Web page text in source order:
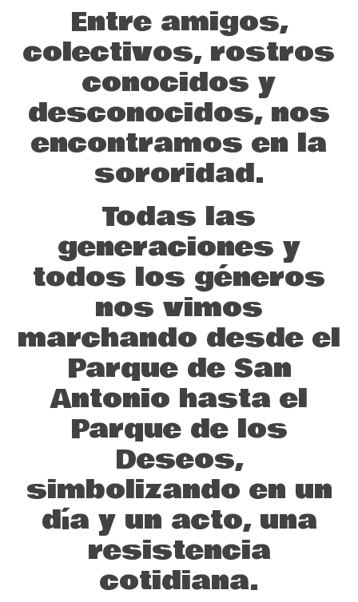
Entre amigos,
colectivos, rostros
conocidos y
desconocidos, nos
encontramos en la
sororidad.
Todas las
generaciones y
todos los géneros
nos vimos
marchando desde el
Parque de San
Antonio hasta el
Parque de los
Deseos,
simbolizando en un
día y un acto, una
resistencia
cotidiana.